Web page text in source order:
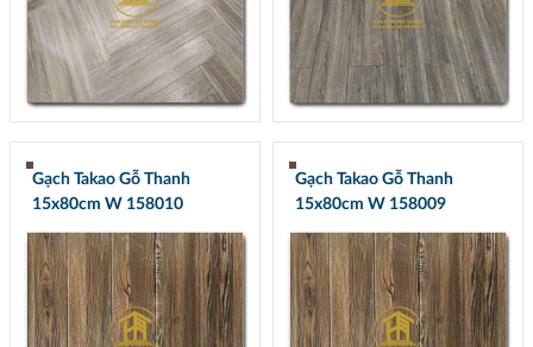
Gạch Takao Gỗ Thanh
15x80cm W 158010
Gạch Takao Gỗ Thanh
15x80cm W 158009